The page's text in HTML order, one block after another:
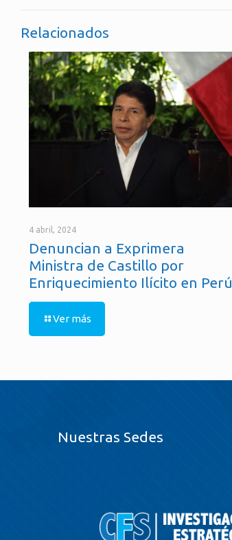
Relacionados
4 abril, 2024
Denuncian a Exprimera
Ministra de Castillo por
Enriquecimiento Ilícito en Perú
Ver más
Nuestras Sedes